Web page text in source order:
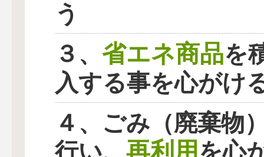
う
３、 省エネ商品を
入する事を心がけ
４、ごみ（廃棄物
行い、 再利用を心